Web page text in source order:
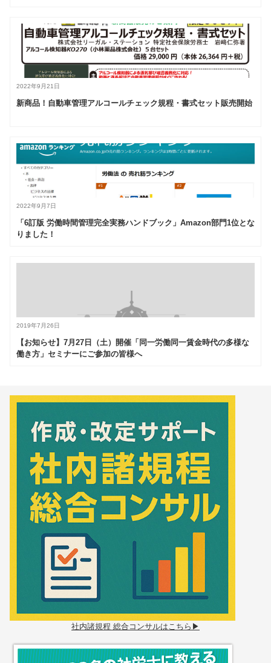
2022年9月21日
新商品！自動車管理アルコールチェック規程・書式セット販売開始
2022年9月7日
「6訂版 労働時間管理完全実務ハンドブック」Amazon部門1位とな
りました！
2019年7月26日
【お知らせ】7月27日（土）開催「同一労働同一賃金時代の多様な
働き方」セミナーにご参加の皆様へ
社内諸規程 総合コンサルはこちら▶